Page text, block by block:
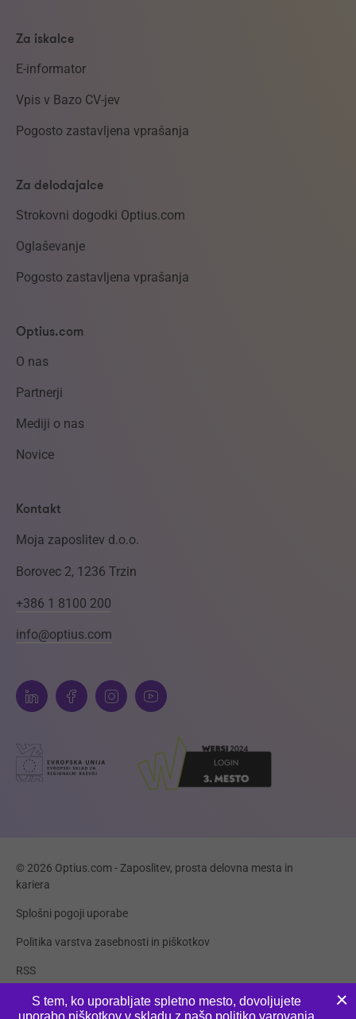
Za iskalce
E-informator
Vpis v Bazo CV-jev
Pogosto zastavljena vprašanja
Za delodajalce
Strokovni dogodki Optius.com
Oglaševanje
Pogosto zastavljena vprašanja
Optius.com
O nas
Partnerji
Mediji o nas
Novice
Kontakt
Moja zaposlitev d.o.o.
Borovec 2, 1236 Trzin
+386 1 8100 200
info@optius.com
© 2026 Optius.com - Zaposlitev, prosta delovna mesta in
kariera
Splošni pogoji uporabe
Politika varstva zasebnosti in piškotkov
RSS
Piškotki
S tem, ko uporabljate spletno mesto, dovoljujete
uporabo piškotkov v skladu z našo politiko varovanja